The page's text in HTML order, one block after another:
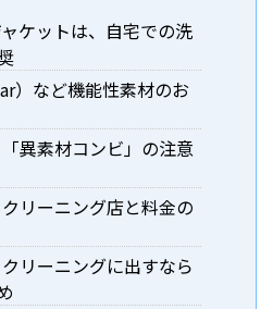
ケットは、自宅での洗
）など機能性素材のお
異素材コンビ」の注意
リーニング店と料金の
リーニングに出すなら